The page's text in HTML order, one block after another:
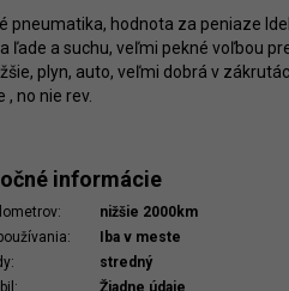
pneumatika, hodnota za peniaze
ľade a suchu, veľmi pekné voľbou
plyn, auto, veľmi dobrá v
, no nie rev.
informácie
nižšie 2000km
Iba v meste
stredný
Žiadne údaje